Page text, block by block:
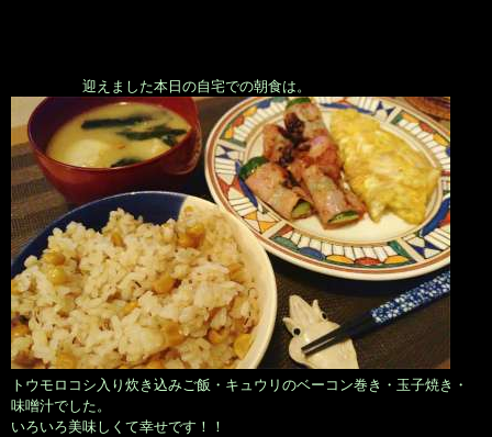
迎えました本日の自宅での朝食は。
トウモロコシ入り炊き込みご飯・キュウリのベーコン巻き・玉子焼き・
味噌汁でした。
いろいろ美味しくて幸せです！！